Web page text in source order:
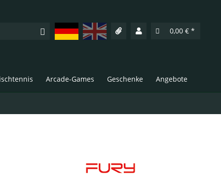
DeutschEnglish 0,00 € *
Arcade-Games Geschenke Angebote